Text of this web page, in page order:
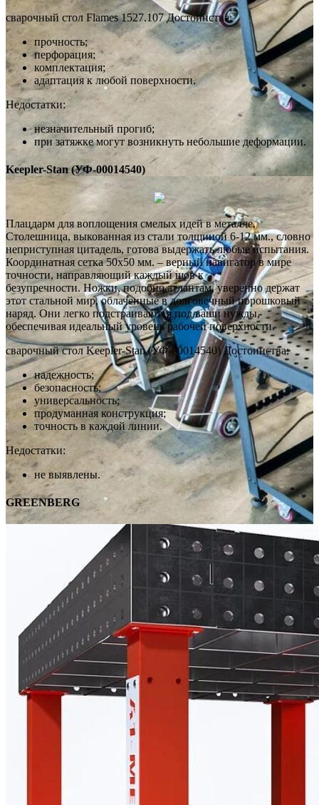
сварочный стол Flames 1527.107 Достоинства:
прочность;
перфорация;
комплектация;
адаптация к любой поверхности.
Недостатки:
незначительный прогиб;
при затяжке могут возникнуть небольшие деформации.
Keepler-Stan (УФ-00014540)
Плацдарм для воплощения смелых идей в металле.
Столешница, выкованная из стали толщиной 6-12 мм., словно
неприступная цитадель, готова выдержать любые испытания.
Координатная сетка 50х50 мм. – верный навигатор в мире
точности, направляющий каждый шов к
безупречности. Ножки, подобно атлантам, уверенно держат
этот стальной мир, облаченные в долговечный порошковый
наряд. Они легко подстраиваются под ваши нужды,
обеспечивая идеальный уровень рабочей поверхности.
сварочный стол Keepler-Stan (УФ-00014540) Достоинства:
надежность;
безопасность;
универсальность;
продуманная конструкция;
точность в каждой линии.
Недостатки:
не выявлены.
GREENBERG